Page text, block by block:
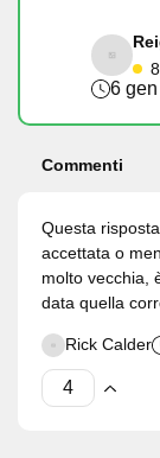
6
Commenti
Questa
accettata o
molto vecchia,
data quella
Rick Calder